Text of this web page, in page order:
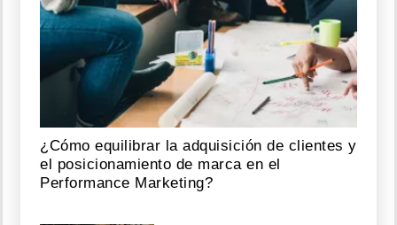
¿Cómo equilibrar la adquisición de clientes y
el posicionamiento de marca en el
Performance Marketing?